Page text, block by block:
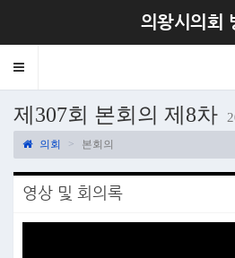
의왕시의회
Toggle
제307회 본회의 제8차
의회 본회의
영상 및 회의록